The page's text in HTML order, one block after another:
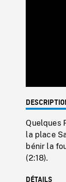
Quelques
la place
bénir la
(2:18).
DÉTAILS